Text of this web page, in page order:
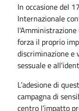
In occasione del
Internazionale
l'Amministrazione
forza il proprio
discriminazione e
sessuale e
L’adesione di
campagna di
centro l’impatto